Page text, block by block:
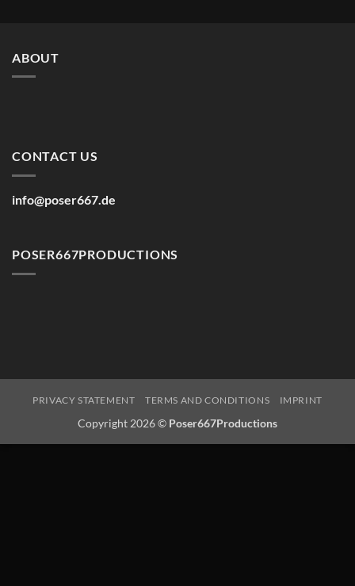
ABOUT
CONTACT US
info@poser667.de
POSER667PRODUCTIONS
PRIVACY STATEMENT TERMS AND CONDITIONS IMPRINT
Copyright 2026 © Poser667Productions